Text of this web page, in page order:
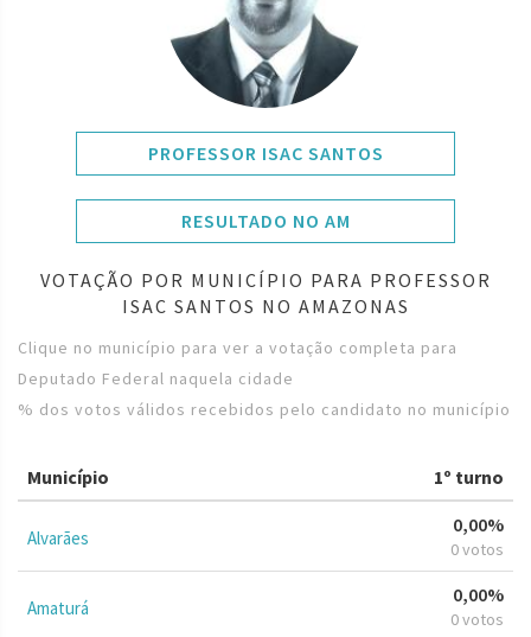
PROFESSOR ISAC SANTOS
RESULTADO NO AM
VOTAÇÃO POR MUNICÍPIO PARA PROFESSOR
ISAC SANTOS NO AMAZONAS
Clique no município para ver a votação completa para
Deputado Federal naquela cidade
% dos votos válidos recebidos pelo candidato no município
Município 1º turno
Alvarães
0,00%
0 votos
Amaturá
0,00%
0 votos